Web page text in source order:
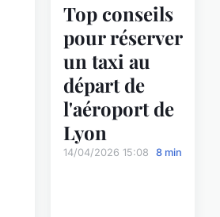
Top conseils
pour réserver
un taxi au
départ de
l'aéroport de
Lyon
14/04/2026 15:08 8 min